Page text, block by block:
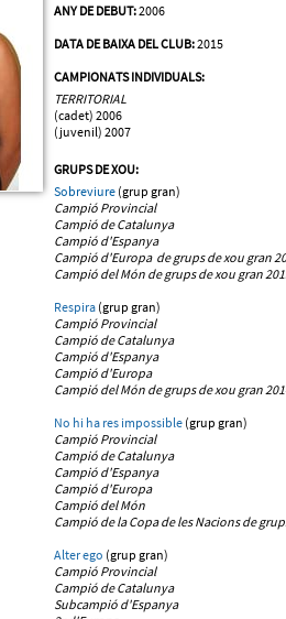
ANY DE DEBUT:2006
DATA DE BAIXA DEL CLUB:2015
CAMPIONATS INDIVIDUALS:
TERRITORIAL
(cadet) 2006
(juvenil) 2007
GRUPS DE XOU:
Sobreviure(grup gran)
Campió Provincial
Campió de Catalunya
Campió d'Espanya
Campió d'Europa de grups de xou gran
Campió del Món de grups de xou gran
Respira(grup gran)
Campió Provincial
Campió de Catalunya
Campió d'Espanya
Campió d'Europa
Campió del Món de grups de xou gran
No hi ha res impossible (grup gran)
Campió Provincial
Campió de Catalunya
Campió d'Espanya
Campió d'Europa
Campió del Món
Campió de la Copa de les Nacions de
Alter ego (grup gran)
Campió Provincial
Campió de Catalunya
Subcampió d'Espanya